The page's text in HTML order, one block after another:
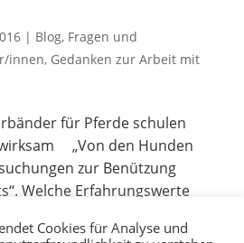
| Blog, Fragen und
innen, Gedanken zur Arbeit mit
für Pferde schu­len
„Von den Hun­den
zur Benüt­zung
Wel­che Erfah­rungs­wer­te
Cookies für Analyse und